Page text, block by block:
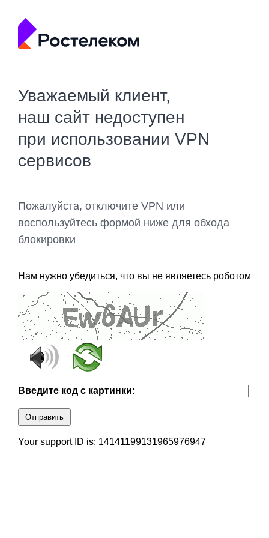
Уважаемый клиент,
наш сайт недоступен
при использовании VPN
сервисов
Пожалуйста, отключите VPN или
воспользуйтесь формой ниже для обхода
блокировки
Нам нужно убедиться, что вы не являетесь роботом
Введите код с картинки:
Отправить
Your support ID is: 14141199131965976947